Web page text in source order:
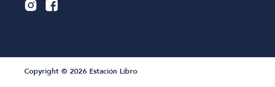
Copyright © 2026 Estación Libro